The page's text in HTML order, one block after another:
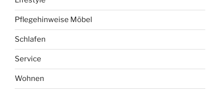
Pflegehinweise Möbel
Schlafen
Service
Wohnen